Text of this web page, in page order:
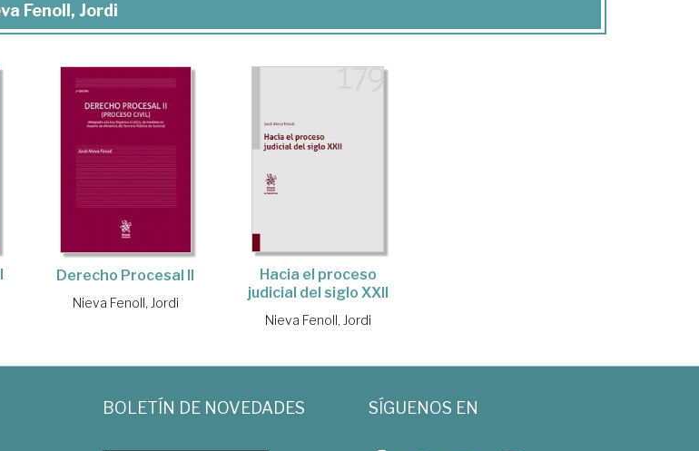
Fenoll, Jordi
Derecho Procesal II
Nieva Fenoll, Jordi
Hacia el proceso
judicial del siglo XXII
Nieva Fenoll, Jordi
BOLETÍN DE NOVEDADES SÍGUENOS EN